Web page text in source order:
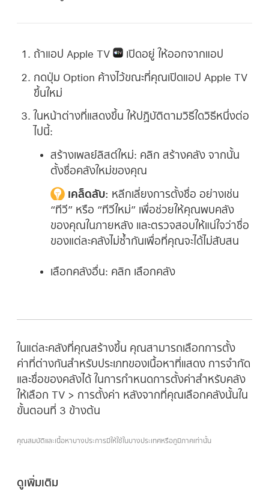
ถ้าแอป Apple TV เปิดอยู่ ให้ออกจากแอป
กดปุ่ม Option ค้างไว้ขณะที่คุณเปิดแอป Apple TV
ขึ้นใหม่
ในหน้าต่างที่แสดงขึ้น ให้ปฏิบัติตามวิธีใดวิธีหนึ่งต่อ
ไปนี้:
สร้างเพลย์ลิสต์ใหม่: คลิก สร้างคลัง จากนั้น
ตั้งชื่อคลังใหม่ของคุณ
เคล็ดลับ: หลีกเลี่ยงการตั้งชื่อ อย่างเช่น
“ทีวี” หรือ “ทีวีใหม่” เพื่อช่วยให้คุณพบคลัง
ของคุณในภายหลัง และตรวจสอบให้แน่ใจว่าชื่อ
ของแต่ละคลังไม่ซ้ำกันเพื่อที่คุณจะได้ไม่สับสน
เลือกคลังอื่น: คลิก เลือกคลัง
ในแต่ละคลังที่คุณสร้างขึ้น คุณสามารถเลือกการตั้ง
ค่าที่ต่างกันสำหรับประเภทของเนื้อหาที่แสดง การจำกัด
และชื่อของคลังได้ ในการกำหนดการตั้งค่าสำหรับคลัง
ให้เลือก TV > การตั้งค่า หลังจากที่คุณเลือกคลังนั้นใน
ขั้นตอนที่ 3 ข้างต้น
คุณสมบัติและเนื้อหาบางประการมีให้ใช้ในบางประเทศหรือภูมิภาคเท่านั้น
ดูเพิ่มเติม